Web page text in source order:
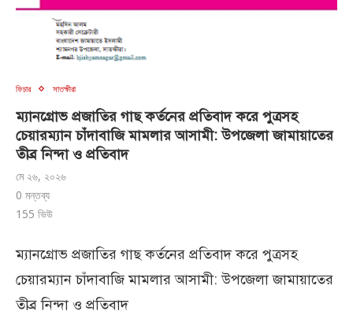
ফিচার সাতক্ষীরা
ম্যানগ্রোভ প্রজাতির গাছ কর্তনের প্রতিবাদ করে পুত্রসহ
চেয়ারম্যান চাঁদাবাজি মামলার আসামী: উপজেলা জামায়াতের
তীব্র নিন্দা ও প্রতিবাদ
মে ২৬, ২০২৬
0 মন্তব্য
155 ভিউ
ম্যানগ্রোভ প্রজাতির গাছ কর্তনের প্রতিবাদ করে পুত্রসহ
চেয়ারম্যান চাঁদাবাজি মামলার আসামী: উপজেলা জামায়াতের
তীব্র নিন্দা ও প্রতিবাদ